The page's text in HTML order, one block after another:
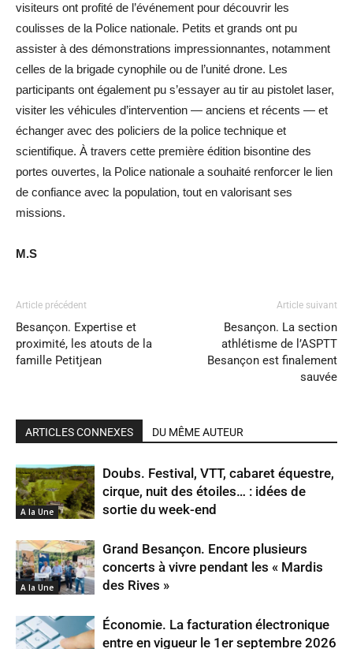
visiteurs ont profité de l’événement pour découvrir les
coulisses de la Police nationale. Petits et grands ont pu
assister à des démonstrations impressionnantes, notamment
celles de la brigade cynophile ou de l’unité drone. Les
participants ont également pu s’essayer au tir au pistolet laser,
visiter les véhicules d’intervention — anciens et récents — et
échanger avec des policiers de la police technique et
scientifique. À travers cette première édition bisontine des
portes ouvertes, la Police nationale a souhaité renforcer le lien
de confiance avec la population, tout en valorisant ses
missions.
M.S
Article précédent
Besançon. Expertise et
proximité, les atouts de la
famille Petitjean
Article suivant
Besançon. La section
athlétisme de l’ASPTT
Besançon est finalement
sauvée
ARTICLES CONNEXES DU MÊME AUTEUR
A la Une
Doubs. Festival, VTT, cabaret équestre,
cirque, nuit des étoiles… : idées de
sortie du week-end
A la Une
Grand Besançon. Encore plusieurs
concerts à vivre pendant les « Mardis
des Rives »
Économie. La facturation électronique
entre en vigueur le 1er septembre 2026